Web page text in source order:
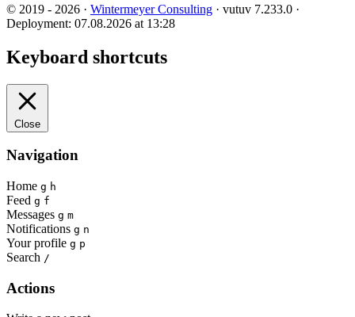
© 2019 - 2026 · Wintermeyer Consulting · vutuv 7.233.0 ·
Deployment: 07.08.2026 at 13:28
Keyboard shortcuts
Close
Navigation
Home g h
Feed g f
Messages g m
Notifications g n
Your profile g p
Search /
Actions